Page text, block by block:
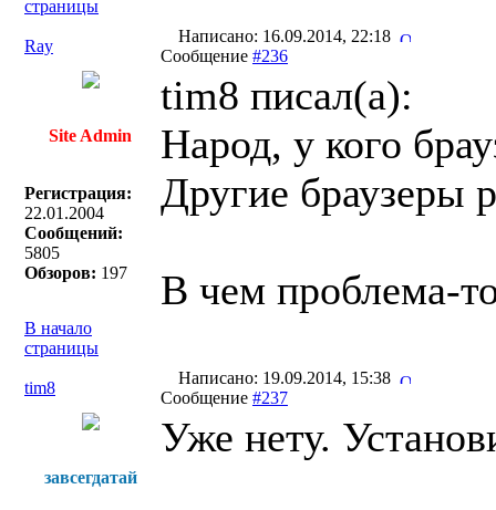
страницы
Ray
Написано: 16.09.2014, 22:18
Сообщение #236
Site Admin
Регистрация:
22.01.2004
Сообщений:
5805
Обзоров: 197
tim8 писал(a):
Народ, у кого
Другие браузеры
В чем проблема-
В начало
страницы
tim8
Написано: 19.09.2014, 15:38
Сообщение #237
завсегдатай
Уже нету.